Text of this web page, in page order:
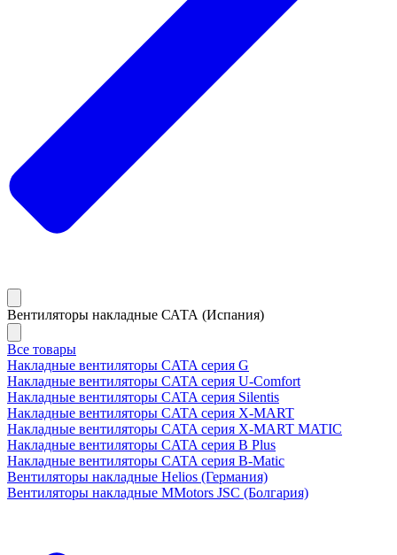
Вентиляторы накладные САТА (Испания)
Все товары
Накладные вентиляторы CATA серия G
Накладные вентиляторы CATA серия U-Comfort
Накладные вентиляторы CATA серия Silentis
Накладные вентиляторы CATA серия X-MART
Накладные вентиляторы CATA серия X-MART MATIC
Накладные вентиляторы CATA серия B Plus
Накладные вентиляторы CATA серия B-Matic
Вентиляторы накладные Helios (Германия)
Вентиляторы накладные MMotors JSC (Болгария)